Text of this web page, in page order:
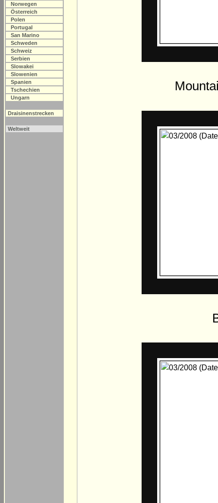
Norwegen
Österreich
Polen
Portugal
San Marino
Schweden
Schweiz
Serbien
Slowakei
Slowenien
Spanien
Tschechien
Ungarn
Draisinenstrecken
Weltweit